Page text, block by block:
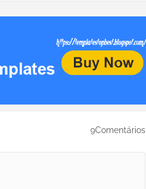
9Comentários